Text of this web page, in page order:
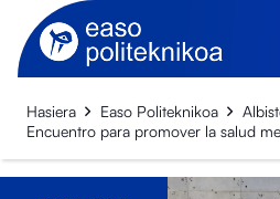
Hasiera Easo Politeknikoa
Encuentro para promover la salud